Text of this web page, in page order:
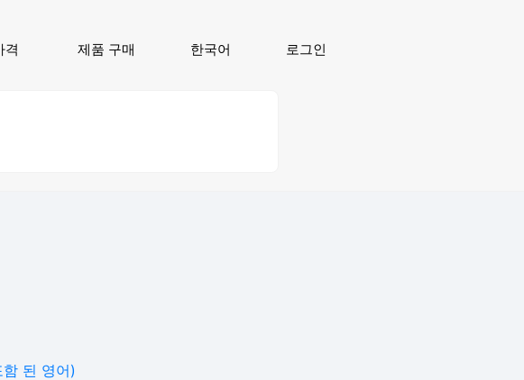
격 제품 구매 한국어 로그인
된 영어)